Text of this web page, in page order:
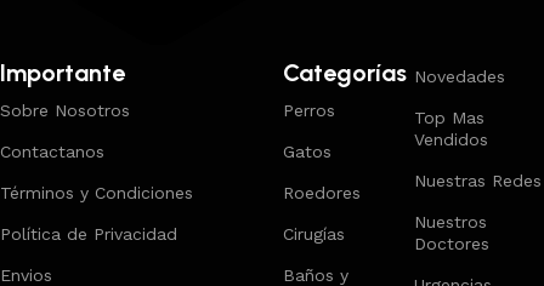
Importante
Sobre Nosotros
Contactanos
Términos y Condiciones
Política de Privacidad
Envios
Categorías
Perros
Gatos
Roedores
Cirugías
Baños y
Novedades
Top Mas
Vendidos
Nuestras Redes
Nuestros
Doctores